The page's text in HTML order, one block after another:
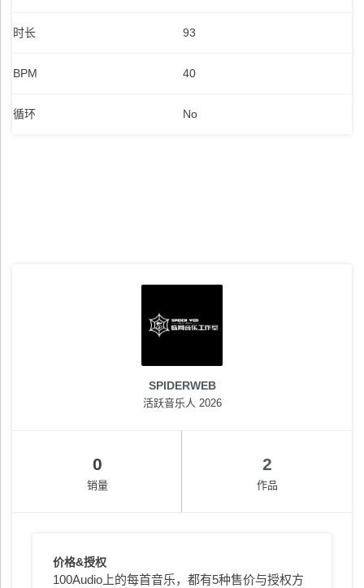
时长 93
BPM 40
循环 No
SPIDERWEB
活跃音乐人 2026
0
销量
2
作品
价格&授权
100Audio上的每首音乐，都有5种售价与授权方